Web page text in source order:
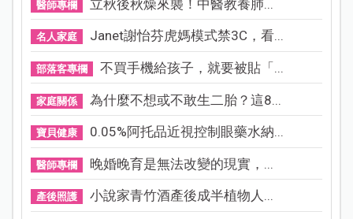
醫師專欄 立秋後秋燥來襲！中醫教養肺...
名人家庭 Janet謝怡芬虎媽模式禁3C，看...
部落客專欄 不買手機給孩子，就要被貼「...
家庭關係 為什麼不想或不敢生二胎？這8...
寶貝健康 0.05%阿托品近視控制眼藥水納...
醫師專欄 晚婚晚育是無法改變的現實，...
產後照護 小說家青竹酒產後成半植物人...